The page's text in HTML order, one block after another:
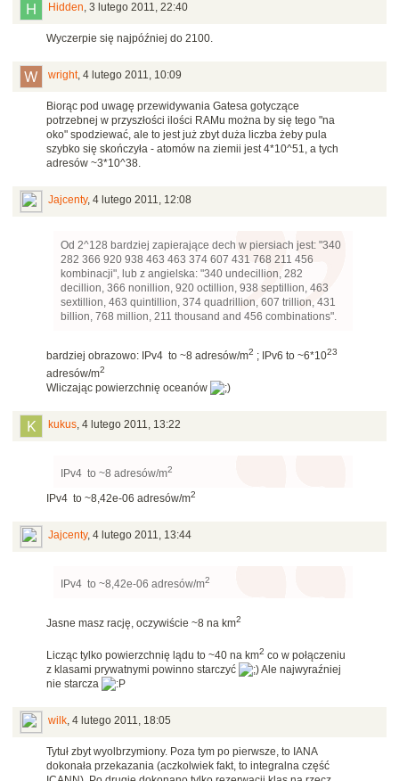
Hidden, 3 lutego 2011, 22:40
Wyczerpie się najpóźniej do 2100.
wright, 4 lutego 2011, 10:09
Biorąc pod uwagę przewidywania Gatesa gotyczące
potrzebnej w przyszłości ilości RAMu można by się tego "na
oko" spodziewać, ale to jest już zbyt duża liczba żeby pula
szybko się skończyła - atomów na ziemii jest 4*10^51, a tych
adresów ~3*10^38.
Jajcenty, 4 lutego 2011, 12:08
Od 2^128 bardziej zapierające dech w piersiach jest: "340
282 366 920 938 463 463 374 607 431 768 211 456
kombinacji", lub z angielska: "340 undecillion, 282
decillion, 366 nonillion, 920 octillion, 938 septillion, 463
sextillion, 463 quintillion, 374 quadrillion, 607 trillion, 431
billion, 768 million, 211 thousand and 456 combinations".
bardziej obrazowo: IPv4 to ~8 adresów/m2 ; IPv6 to ~6*1023
adresów/m2
Wliczając powierzchnię oceanów
kukus, 4 lutego 2011, 13:22
IPv4 to ~8 adresów/m2
IPv4 to ~8,42e-06 adresów/m2
Jajcenty, 4 lutego 2011, 13:44
IPv4 to ~8,42e-06 adresów/m2
Jasne masz rację, oczywiście ~8 na km2
Licząc tylko powierzchnię lądu to ~40 na km2 co w połączeniu
z klasami prywatnymi powinno starczyć
Ale najwyraźniej
nie starcza
wilk, 4 lutego 2011, 18:05
Tytuł zbyt wyolbrzymiony. Poza tym po pierwsze, to IANA
dokonała przekazania (aczkolwiek fakt, to integralna część